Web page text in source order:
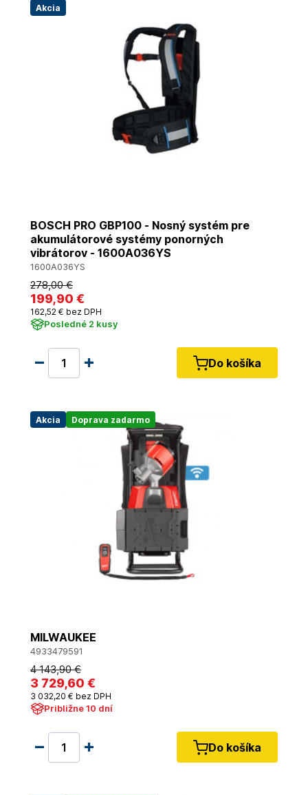
Akcia
BOSCH PRO GBP100 - Nosný systém pre
akumulátorové systémy ponorných
vibrátorov - 1600A036YS
1600A036YS
278,00 €
199,90 €
162,52 € bez DPH
Posledné 2 kusy
Do košíka
Akcia Doprava zadarmo
MILWAUKEE
4933479591
4 143,90 €
3 729,60 €
3 032,20 € bez DPH
Približne 10 dní
Do košíka